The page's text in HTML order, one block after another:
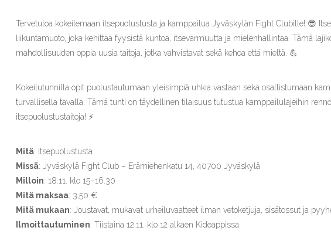
Tervetuloa kokeilemaan itsepuolustusta ja kamppailua Jyväskylän Fight Clubille! 😎
liikuntamuoto, joka kehittää fyysistä kuntoa, itsevarmuutta ja mielenhallintaa. Tämä
mahdollisuuden oppia uusia taitoja, jotka vahvistavat sekä kehoa että mieltä. 💪
Kokeilutunnilla opit puolustautumaan yleisimpiä uhkia vastaan sekä osallistumaan
turvallisella tavalla. Tämä tunti on täydellinen tilaisuus tutustua kamppailulajeihin
itsepuolustustaitoja! ⚡️
Mitä: Itsepuolustusta
Missä: Jyväskylä Fight Club – Erämiehenkatu 14, 40700 Jyväskylä
Milloin: 18.11. klo 15–16.30
Mitä maksaa: 3,50 €
Mitä mukaan: Joustavat, mukavat urheiluvaatteet ilman vetoketjuja, sisätossut ja
Ilmoittautuminen: Tiistaina 12.11. klo 12 alkaen Kideappissa